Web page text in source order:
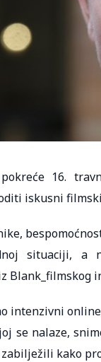
16.
iskusni
situaciji, a
Blank_filmskog
intenzivni
se nalaze,
kako